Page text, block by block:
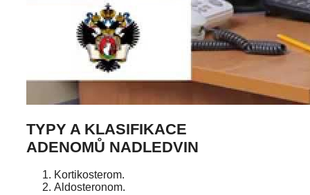
TYPY A KLASIFIKACE
ADENOMŮ NADLEDVIN
Kortikosterom.
Aldosteronom.